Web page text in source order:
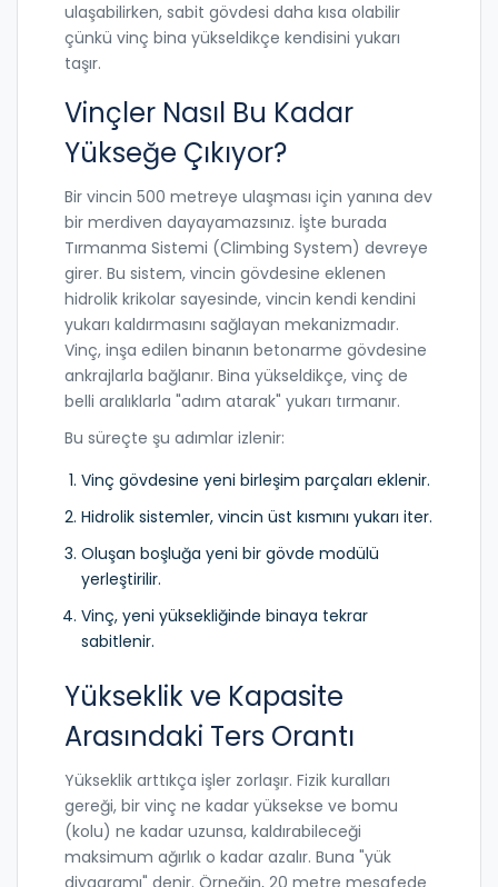
ulaşabilirken, sabit gövdesi daha kısa olabilir
çünkü vinç bina yükseldikçe kendisini yukarı
taşır.
Vinçler Nasıl Bu Kadar
Yükseğe Çıkıyor?
Bir vincin 500 metreye ulaşması için yanına dev
bir merdiven dayayamazsınız. İşte burada
Tırmanma Sistemi (Climbing System) devreye
girer. Bu sistem, vincin gövdesine eklenen
hidrolik krikolar sayesinde, vincin kendi kendini
yukarı kaldırmasını sağlayan mekanizmadır.
Vinç, inşa edilen binanın betonarme gövdesine
ankrajlarla bağlanır. Bina yükseldikçe, vinç de
belli aralıklarla "adım atarak" yukarı tırmanır.
Bu süreçte şu adımlar izlenir:
Vinç gövdesine yeni birleşim parçaları eklenir.
Hidrolik sistemler, vincin üst kısmını yukarı iter.
Oluşan boşluğa yeni bir gövde modülü
yerleştirilir.
Vinç, yeni yüksekliğinde binaya tekrar
sabitlenir.
Yükseklik ve Kapasite
Arasındaki Ters Orantı
Yükseklik arttıkça işler zorlaşır. Fizik kuralları
gereği, bir vinç ne kadar yüksekse ve bomu
(kolu) ne kadar uzunsa, kaldırabileceği
maksimum ağırlık o kadar azalır. Buna "yük